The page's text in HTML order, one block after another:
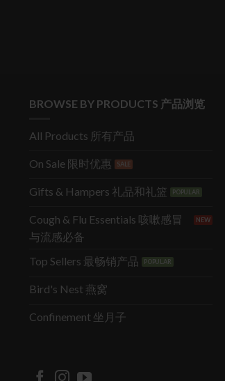
BROWSE BY PRODUCTS 产品浏览
All Products 所有产品
On Sale 限时优惠
Gifts & Hampers 礼品和礼篮
Cough & Flu Essentials 咳嗽感冒
与流感必备
Top Sellers 最畅销产品
Bird's Nest 燕窝
Confinement 坐月子